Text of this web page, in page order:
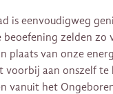
is eenvoudigweg
beoefening zelden
plaats van onze
voorbij aan onszelf te
vanuit het